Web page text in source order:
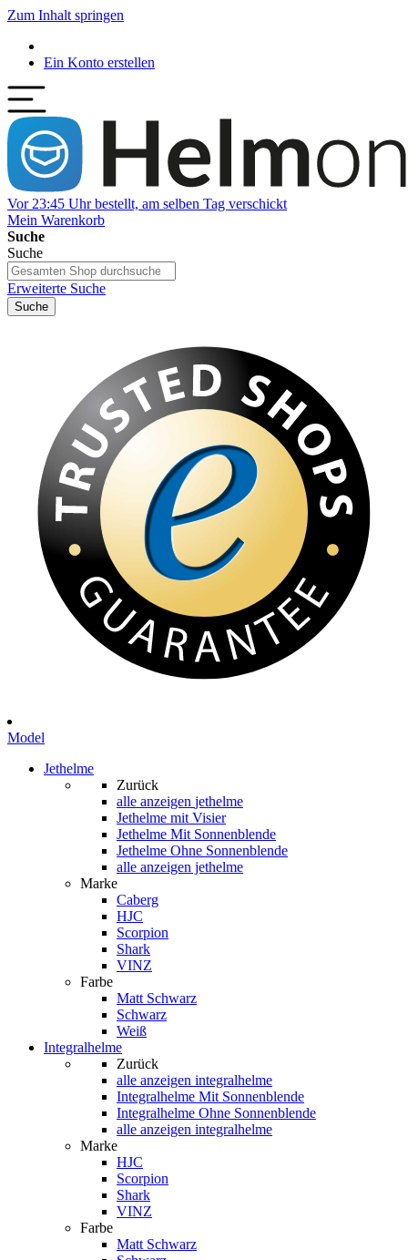
Zum Inhalt springen
Ein Konto erstellen
Vor 23:45 Uhr bestellt, am selben Tag verschickt
Mein Warenkorb
Suche
Suche
Erweiterte Suche
Suche
Model
Jethelme
Zurück
alle anzeigen jethelme
Jethelme mit Visier
Jethelme Mit Sonnenblende
Jethelme Ohne Sonnenblende
alle anzeigen jethelme
Marke
Caberg
HJC
Scorpion
Shark
VINZ
Farbe
Matt Schwarz
Schwarz
Weiß
Integralhelme
Zurück
alle anzeigen integralhelme
Integralhelme Mit Sonnenblende
Integralhelme Ohne Sonnenblende
alle anzeigen integralhelme
Marke
HJC
Scorpion
Shark
VINZ
Farbe
Matt Schwarz